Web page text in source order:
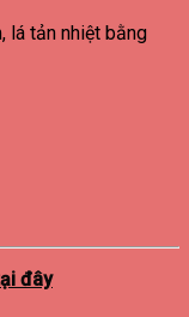
lá tản nhiệt bằng
đây